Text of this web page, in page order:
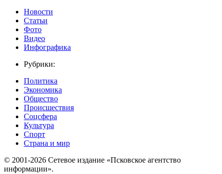
Новости
Статьи
Фото
Видео
Инфографика
Рубрики:
Политика
Экономика
Общество
Происшествия
Соцсфера
Культура
Спорт
Страна и мир
© 2001-2026 Сетевое издание «Псковское агентство
информации».